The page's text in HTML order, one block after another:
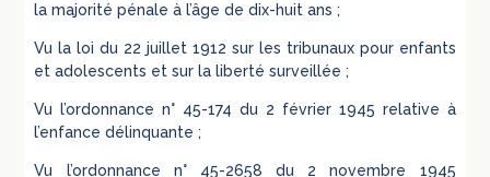
la majorité pénale à l’âge de dix-huit ans ;
Vu la loi du 22 juillet 1912 sur les tribunaux pour enfants
et adolescents et sur la liberté surveillée ;
Vu l’ordonnance n° 45-174 du 2 février 1945 relative à
l’enfance délinquante ;
Vu l’ordonnance n° 45-2658 du 2 novembre 1945